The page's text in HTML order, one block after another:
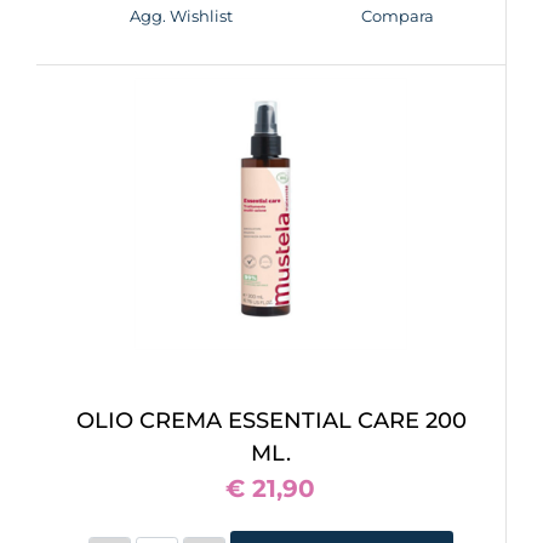
Agg. Wishlist Compara
OLIO CREMA ESSENTIAL CARE 200
ML.
€ 21,90